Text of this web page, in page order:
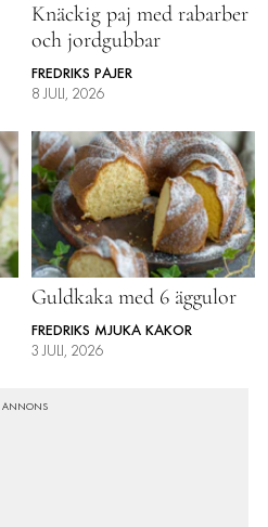
Knäckig paj med rabarber
och jordgubbar
FREDRIKS PAJER
8 JULI, 2026
Guldkaka med 6 äggulor
FREDRIKS MJUKA KAKOR
3 JULI, 2026